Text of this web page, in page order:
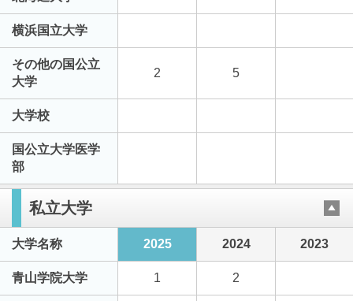
横浜国立大学
その他の国公立
大学
2 5
大学校
国公立大学医学
部
私立大学
大学名称 2025 2024 2023
青山学院大学 1 2